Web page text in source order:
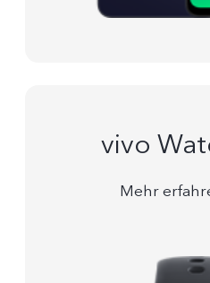
vivo
Mehr